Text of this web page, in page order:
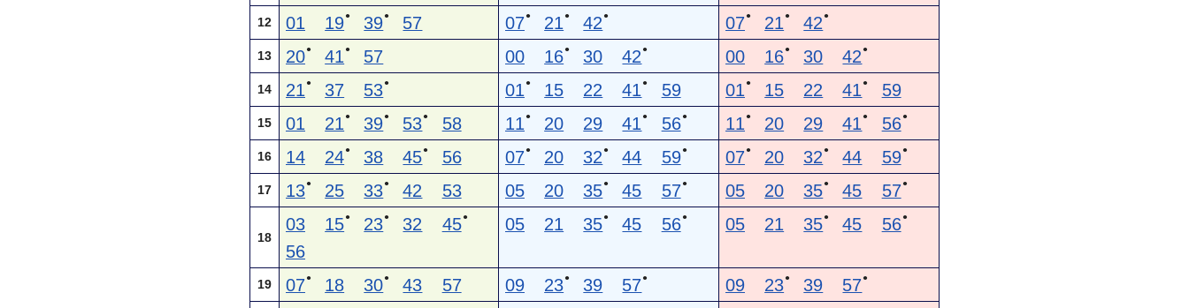
12 01 19● 39● 57 07● 21 ● 42 ● 07● 21 ● 42 ●
13 20● 41 ● 57 00 16● 30 42 ● 00 16● 30 42 ●
14 21 ● 37 53● 01 ● 15 22 41 ● 59 01 ● 15 22 41 ● 59
15 01 21 ● 39● 53● 58 11 ● 20 29 41 ● 56 ● 11 ● 20 29 41 ● 56 ●
16 14 24● 38 45● 56 07● 20 32 ● 44 59 ● 07● 20 32 ● 44 59 ●
17 13● 25 33● 42 53 05 20 35● 45 57 ● 05 20 35● 45 57 ●
18
03 15● 23● 32 45 ●
56
05 21 35● 45 56 ● 05 21 35● 45 56 ●
19 07● 18 30● 43 57 09 23● 39 57● 09 23● 39 57●